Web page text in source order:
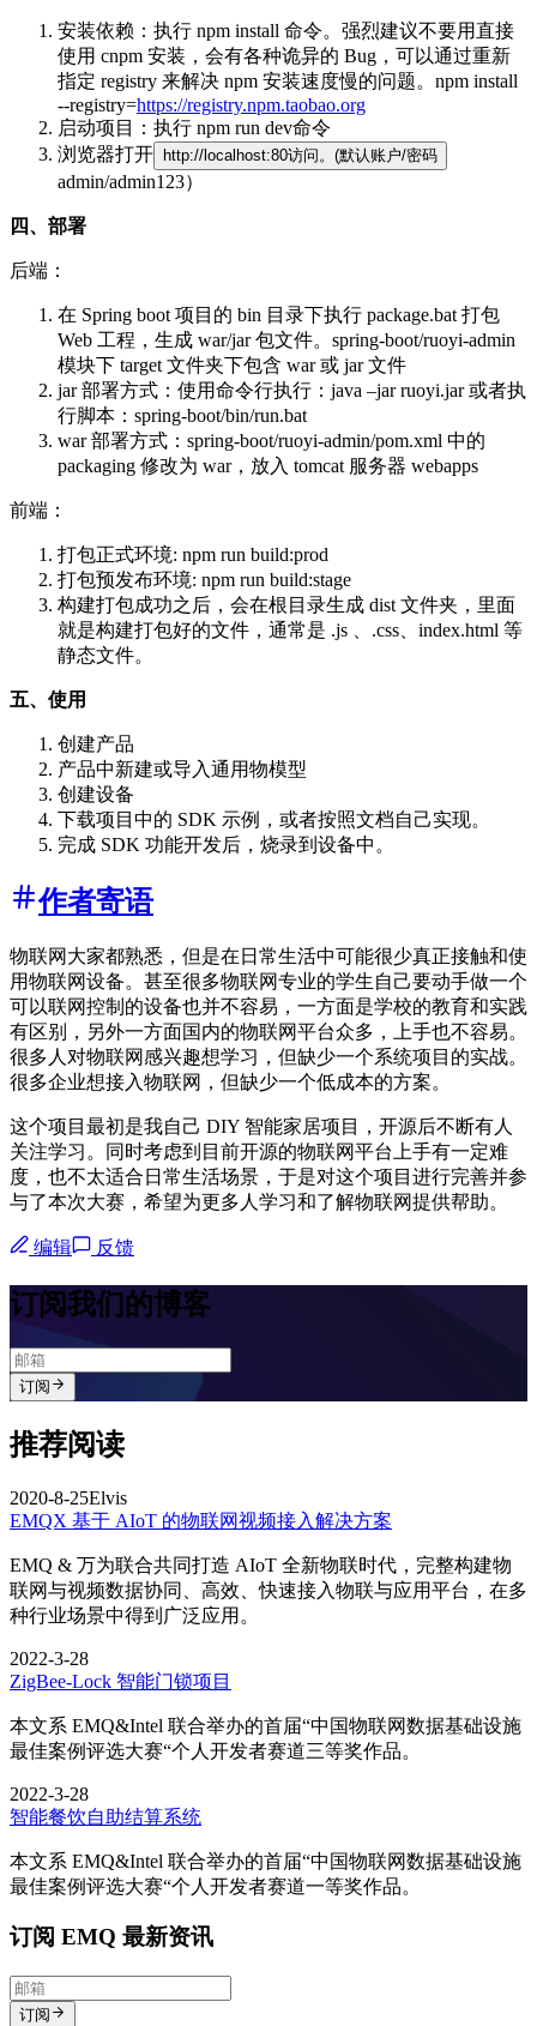
安装依赖：执行 npm install 命令。强烈建议不要用直接
使用 cnpm 安装，会有各种诡异的 Bug，可以通过重新
指定 registry 来解决 npm 安装速度慢的问题。npm install
--registry=https://registry.npm.taobao.org
启动项目：执行 npm run dev命令
浏览器打开
http://localhost:80访问。(默认账户/密码
admin/admin123）
四、部署
后端：
在 Spring boot 项目的 bin 目录下执行 package.bat 打包
Web 工程，生成 war/jar 包文件。spring-boot/ruoyi-admin
模块下 target 文件夹下包含 war 或 jar 文件
jar 部署方式：使用命令行执行：java –jar ruoyi.jar 或者执
行脚本：spring-boot/bin/run.bat
war 部署方式：spring-boot/ruoyi-admin/pom.xml 中的
packaging 修改为 war，放入 tomcat 服务器 webapps
前端：
打包正式环境: npm run build:prod
打包预发布环境: npm run build:stage
构建打包成功之后，会在根目录生成 dist 文件夹，里面
就是构建打包好的文件，通常是 .js 、.css、index.html 等
静态文件。
五、使用
创建产品
产品中新建或导入通用物模型
创建设备
下载项目中的 SDK 示例，或者按照文档自己实现。
完成 SDK 功能开发后，烧录到设备中。
作者寄语
物联网大家都熟悉，但是在日常生活中可能很少真正接触和使
用物联网设备。甚至很多物联网专业的学生自己要动手做一个
可以联网控制的设备也并不容易，一方面是学校的教育和实践
有区别，另外一方面国内的物联网平台众多，上手也不容易。
很多人对物联网感兴趣想学习，但缺少一个系统项目的实战。
很多企业想接入物联网，但缺少一个低成本的方案。
这个项目最初是我自己 DIY 智能家居项目，开源后不断有人
关注学习。同时考虑到目前开源的物联网平台上手有一定难
度，也不太适合日常生活场景，于是对这个项目进行完善并参
与了本次大赛，希望为更多人学习和了解物联网提供帮助。
编辑 反馈
订阅我们的博客
订阅
推荐阅读
2020-8-25Elvis
EMQX 基于 AIoT 的物联网视频接入解决方案
EMQ & 万为联合共同打造 AIoT 全新物联时代，完整构建物
联网与视频数据协同、高效、快速接入物联与应用平台，在多
种行业场景中得到广泛应用。
2022-3-28
ZigBee-Lock 智能门锁项目
本文系 EMQ&Intel 联合举办的首届“中国物联网数据基础设施
最佳案例评选大赛“个人开发者赛道三等奖作品。
2022-3-28
智能餐饮自助结算系统
本文系 EMQ&Intel 联合举办的首届“中国物联网数据基础设施
最佳案例评选大赛“个人开发者赛道一等奖作品。
订阅 EMQ 最新资讯
订阅